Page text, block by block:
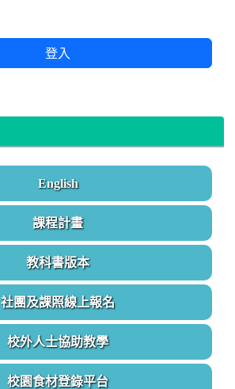
登入
English
課程計畫
教科書版本
社團及課照線上報名
校外人士協助教學
校園食材登錄平台